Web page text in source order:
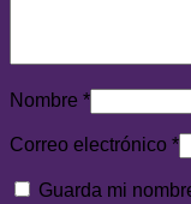
Nombre *
Correo electrónico *
Guarda mi